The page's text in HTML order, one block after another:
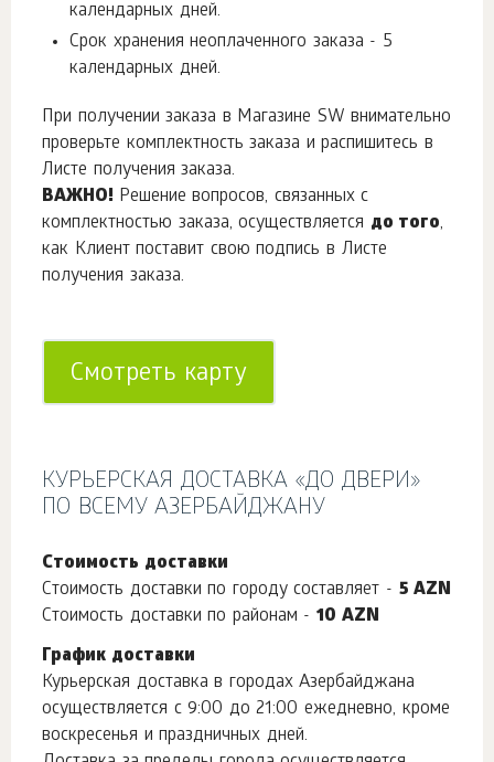
календарных дней.
Срок хранения неоплаченного заказа - 5
календарных дней.
При получении заказа в Магазине SW внимательно
проверьте комплектность заказа и распишитесь в
Листе получения заказа.
ВАЖНО! Решение вопросов, связанных с
комплектностью заказа, осуществляется до того,
как Клиент поставит свою подпись в Листе
получения заказа.
Смотреть карту
КУРЬЕРСКАЯ ДОСТАВКА «ДО ДВЕРИ»
ПО ВСЕМУ АЗЕРБАЙДЖАНУ
Стоимость доставки
Стоимость доставки по городу составляет - 5 AZN
Стоимость доставки по районам - 10 AZN
График доставки
Курьерская доставка в городах Азербайджана
осуществляется с 9:00 до 21:00 ежедневно, кроме
воскресенья и праздничных дней.